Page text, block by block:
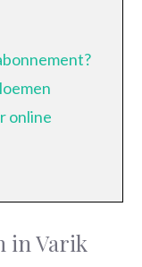
online
in Varik